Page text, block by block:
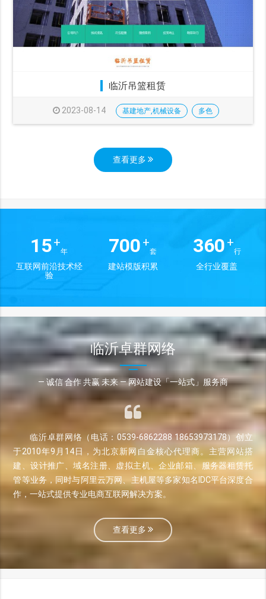
临沂吊篮租赁
2023-08-14 基建地产,机械设备 多色
查看更多
15+
年
互联网前沿技术经
验
700 +
套
建站模版积累
360 +
行
全行业覆盖
临沂卓群网络
— 诚信 合作 共赢 未来 — 网站建设「一站式」服务商
临沂卓群网络（电话：0539-6862288 18653973178）创立
于2010年9月14日，为北京新网白金核心代理商。主营网站搭
建、设计推广、域名注册、虚拟主机、企业邮箱、服务器租赁托
管等业务，同时与阿里云万网、主机屋等多家知名IDC平台深度合
作，一站式提供专业电商互联网解决方案。
查看更多